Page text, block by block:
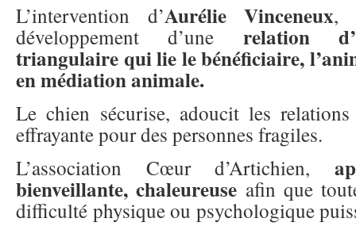
L’intervention d’Aurélie Vinceneux,
développement d’une relation
triangulaire qui lie le bénéficiaire,
en médiation animale.
Le chien sécurise, adoucit les
effrayante pour des personnes fragiles.
L’association Cœur d’Artichien,
bienveillante, chaleureuse afin que
difficulté physique ou psychologique